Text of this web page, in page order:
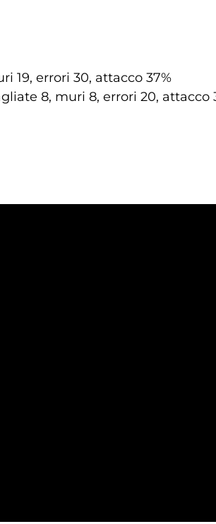
19, errori 30, attacco 37%
8, muri 8, errori 20, attacco